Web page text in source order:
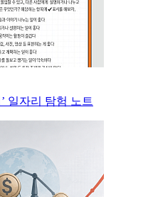
일자리 탐험 노트